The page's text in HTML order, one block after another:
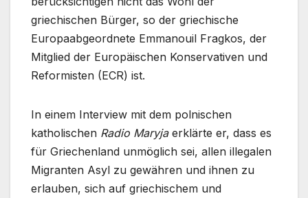
griechischen Bürger, so der griechische
Europaabgeordnete Emmanouil Fragkos, der
Mitglied der Europäischen Konservativen und
Reformisten (ECR) ist.
In einem Interview mit dem polnischen
katholischen Radio Maryjaerklärte er, dass es
für Griechenland unmöglich sei, allen illegalen
Migranten Asyl zu gewähren und ihnen zu
erlauben, sich auf griechischem und